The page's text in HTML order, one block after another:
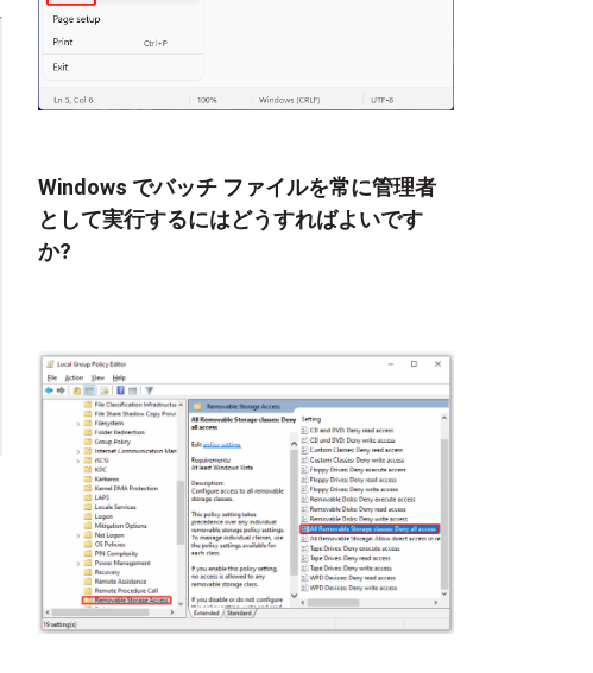
Windows でバッチ ファイルを常に管理者
として実行するにはどうすればよいです
か?